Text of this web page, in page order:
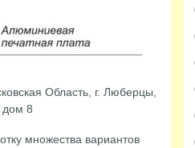
Область, г. Люберцы,
дом 8
множества вариантов